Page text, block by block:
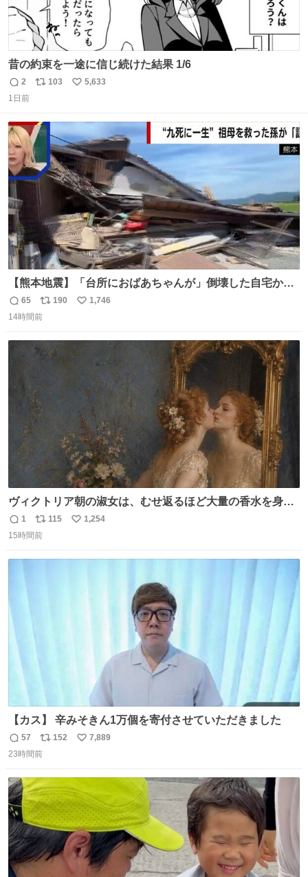
昔の約束を一途に信じ続けた結果 1/6
返
信
2
リ
ト
数
103
い
数
5,633
1日前
【熊本地震】「台所におばあちゃんが」倒壊した自宅から
孫が救出 地震発生時、台所で夕食の準備をしていた祖母の
「助けて」という声。祖母を背負い、助け出した孫が「命
返
信
65
リ
ポ
ト
190
い
1,746
14時間前
ヴィクトリア朝の淑女は、むせ返るほど大量の香水を身に
つけるものではないとされていた。それでも香水は、髪や
肌の手入れと同じくらい、ヴィクトリア朝の女性達の美容
が知る香水よりも単純な組成で、その大部分は薔薇、菫、
返
信
1
リ
ポ
115
い
1,254
15時間前
【カス】 辛みそきん1万個を寄付させていただきました
返
信
57
リ
ポ
ト
数
152
い
数
7,889
23時間前